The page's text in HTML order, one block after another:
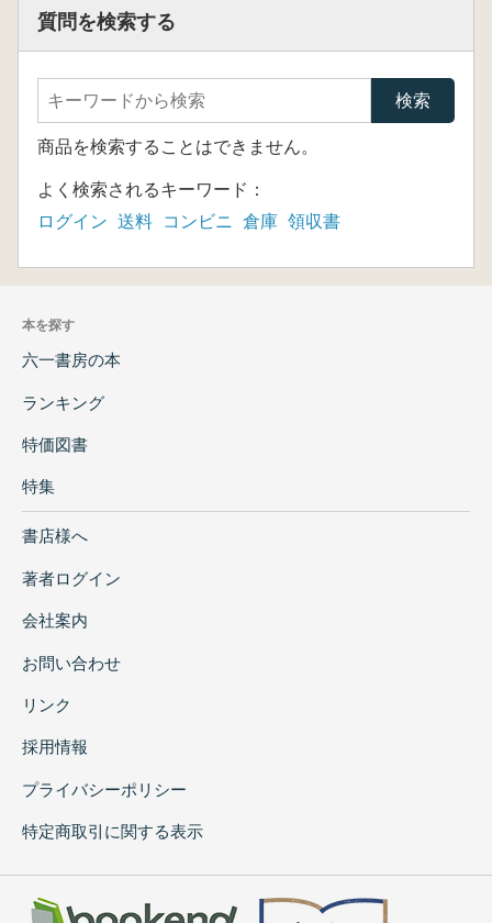
質問を検索する
商品を検索することはできません。
よく検索されるキーワード：
ログイン 送料 コンビニ 倉庫 領収書
本を探す
六一書房の本
ランキング
特価図書
特集
書店様へ
著者ログイン
会社案内
お問い合わせ
リンク
採用情報
プライバシーポリシー
特定商取引に関する表示